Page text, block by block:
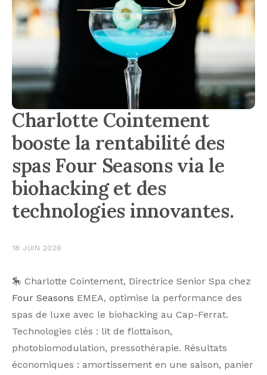
Charlotte Cointement
booste la rentabilité des
spas Four Seasons via le
biohacking et des
technologies innovantes.
18 JUIN 2026
🎠 Charlotte Cointement, Directrice Senior Spa chez
Four Seasons EMEA, optimise la performance des
spas de luxe avec le biohacking au Cap-Ferrat.
Technologies clés : lit de flottaison,
photobiomodulation, pressothérapie. Résultats
économiques : amortissement en une saison, panier